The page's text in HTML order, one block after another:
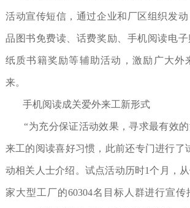
活动宣传短信，通过企业和厂区组织发
品图书免费读、话费奖励、手机阅读电
纸质书籍奖励等辅助活动，激励广大外
来。
手机阅读成关爱外来工新形式
“为充分保证活动效果，寻求最有效的
来工的阅读喜好习惯，此前还专门进行了
动相关人士介绍。试点活动历时1个月，
家大型工厂的60304名目标人群进行宣